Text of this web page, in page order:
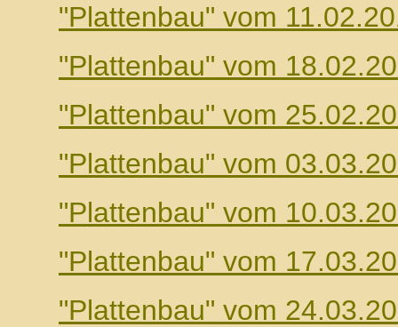
"Plattenbau" vom
"Plattenbau" vom
"Plattenbau" vom
"Plattenbau" vom
"Plattenbau" vom
"Plattenbau" vom
"Plattenbau" vom